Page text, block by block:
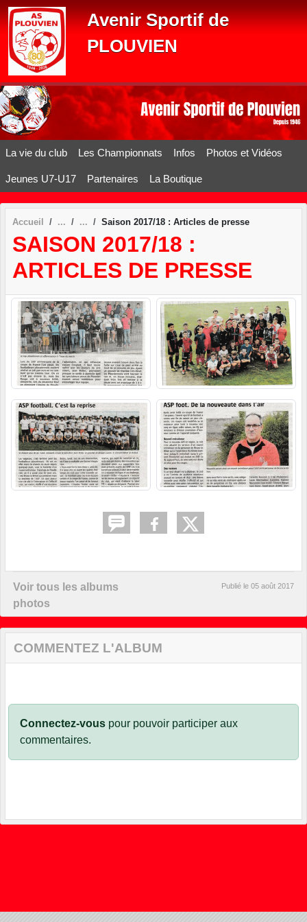
Avenir Sportif de
PLOUVIEN
La vie du club Les Championnats Infos Photos et Vidéos
Jeunes U7-U17 Partenaires La Boutique
Accueil Saison 2017/18 : Articles de presse
SAISON 2017/18 :
ARTICLES DE PRESSE
Voir tous les albums
photos
Publié le 05 août 2017
COMMENTEZ L'ALBUM
Connectez-vous pour pouvoir participer aux
commentaires.
Panneau de gestion des cookies